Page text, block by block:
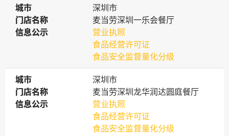
城市
城市
深圳市
门店名称
门店名称
麦当劳深圳一乐会餐厅
信息公示
信息公示
营业执照
食品经营许可证
食品安全监督量化分级
城市
城市
深圳市
门店名称
门店名称
麦当劳深圳龙华润达圆庭餐厅
信息公示
信息公示
营业执照
食品经营许可证
食品安全监督量化分级